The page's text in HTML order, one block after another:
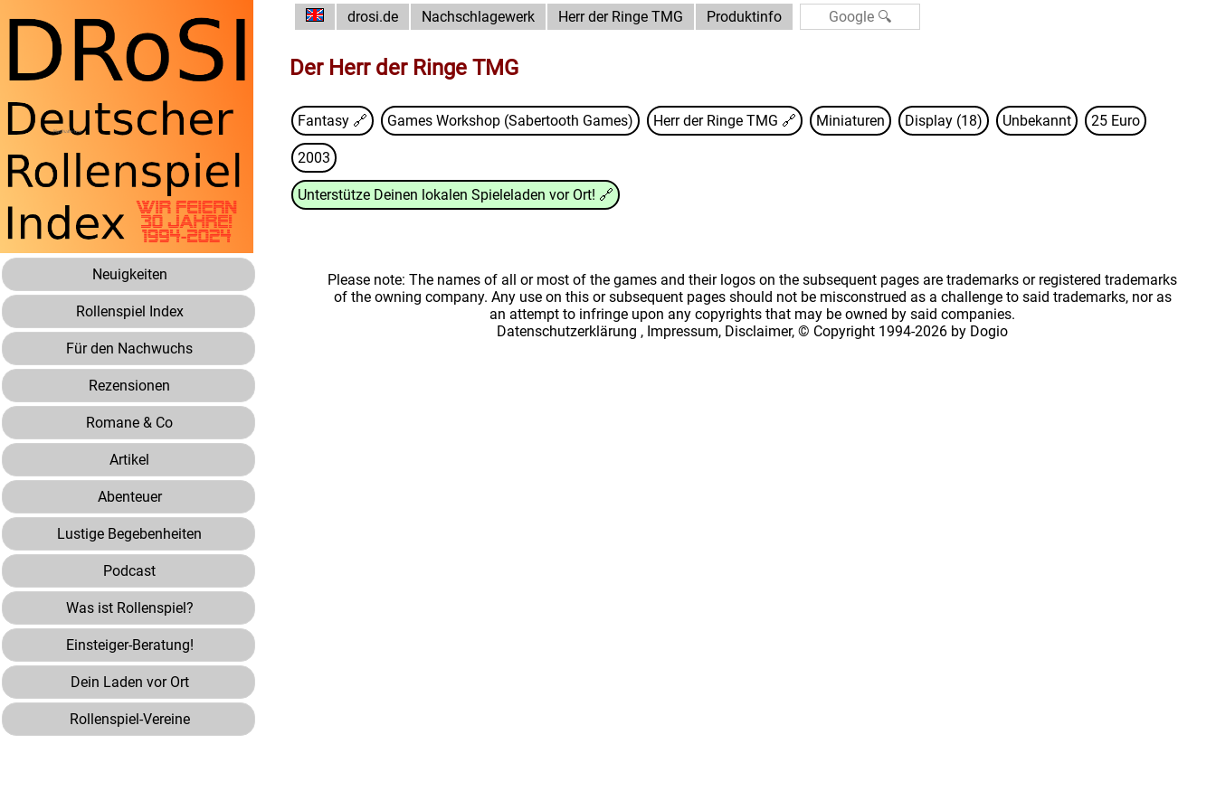
Neuigkeiten
Rollenspiel Index
Für den Nachwuchs
Rezensionen
Romane & Co
Artikel
Abenteuer
Lustige Begebenheiten
Podcast
Was ist Rollenspiel?
Einsteiger-Beratung!
Dein Laden vor Ort
Rollenspiel-Vereine
drosi.de Nachschlagewerk Herr der Ringe TMG Produktinfo
Der Herr der Ringe TMG
Fantasy 🔗 Games Workshop (Sabertooth Games) Herr der Ringe TMG 🔗 Miniaturen Display (18) Unbekannt 25 Euro
2003
Unterstütze Deinen lokalen Spieleladen vor Ort! 🔗
Please note: The names of all or most of the games and their logos on the subsequent pages are trademarks or registered trademarks
of the owning company. Any use on this or subsequent pages should not be misconstrued as a challenge to said trademarks, nor as
an attempt to infringe upon any copyrights that may be owned by said companies.
Datenschutzerklärung , Impressum, Disclaimer, © Copyright 1994-2026 by Dogio